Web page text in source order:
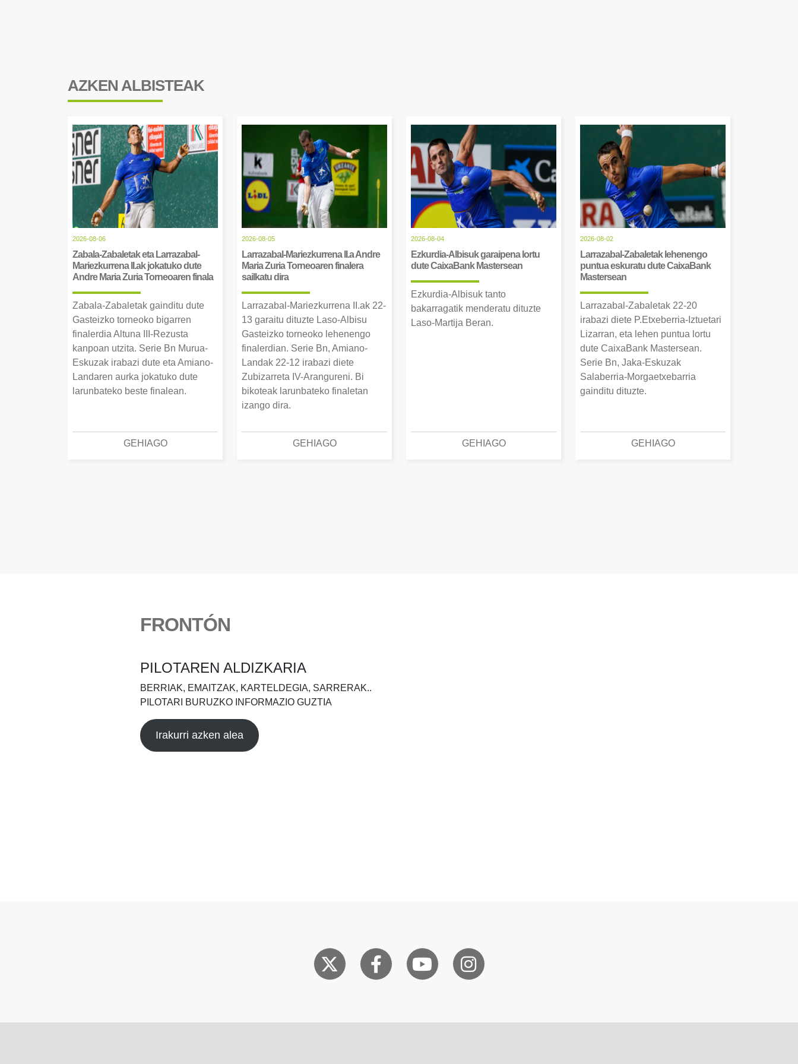
AZKEN ALBISTEAK
2026-08-06
Zabala-Zabaletak eta Larrazabal-
Mariezkurrena II.ak jokatuko dute
Andre Maria Zuria Torneoaren finala
Zabala-Zabaletak gainditu dute
Gasteizko torneoko bigarren
finalerdia Altuna III-Rezusta
kanpoan utzita. Serie Bn Murua-
Eskuzak irabazi dute eta Amiano-
Landaren aurka jokatuko dute
larunbateko beste finalean.
GEHIAGO
2026-08-05
Larrazabal-Mariezkurrena II.a Andre
Maria Zuria Torneoaren finalera
sailkatu dira
Larrazabal-Mariezkurrena II.ak 22-
13 garaitu dituzte Laso-Albisu
Gasteizko torneoko lehenengo
finalerdian. Serie Bn, Amiano-
Landak 22-12 irabazi diete
Zubizarreta IV-Arangureni. Bi
bikoteak larunbateko finaletan
izango dira.
GEHIAGO
2026-08-04
Ezkurdia-Albisuk garaipena lortu
dute CaixaBank Mastersean
Ezkurdia-Albisuk tanto
bakarragatik menderatu dituzte
Laso-Martija Beran.
GEHIAGO
2026-08-02
Larrazabal-Zabaletak lehenengo
puntua eskuratu dute CaixaBank
Mastersean
Larrazabal-Zabaletak 22-20
irabazi diete P.Etxeberria-Iztuetari
Lizarran, eta lehen puntua lortu
dute CaixaBank Mastersean.
Serie Bn, Jaka-Eskuzak
Salaberria-Morgaetxebarria
gainditu dituzte.
GEHIAGO
FRONTÓN
PILOTAREN ALDIZKARIA
BERRIAK, EMAITZAK, KARTELDEGIA, SARRERAK..
PILOTARI BURUZKO INFORMAZIO GUZTIA
Irakurri azken alea